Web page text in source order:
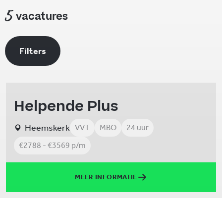
5vacatures
Filters
Helpende Plus
Heemskerk VVT MBO
24 uur
€2788 - €3569 p/m
MEER INFORMATIE